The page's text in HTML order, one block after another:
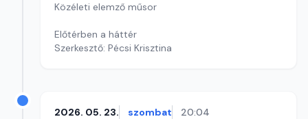
Közéleti elemző műsor
Előtérben a háttér
Szerkesztő: Pécsi Krisztina
2026. 05. 23. szombat 20:04